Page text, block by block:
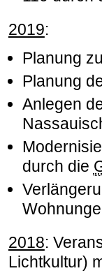
2019:
Planung
Planung
Anlegen
durch die
2018:
Lichtkultur)